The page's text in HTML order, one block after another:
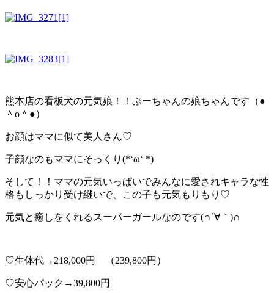
熊本店の看板犬の元気娘！！ぷーちゃんの娘ちゃんです（●
＾o＾●）
お顔はママに似て美人さん♡
子顔なのもママにそっくり(*‘ω‘ *)
そして！！ママの元気いっぱいでみんなに愛されキャラな性
格もしっかり受け継いで、この子も元気もりもり♡
元気と癒しをくれるスーパーガールなのです(∩´∀｀)∩
♡生体代→218,000円 （239,800円）
♡安心パック→39,800円